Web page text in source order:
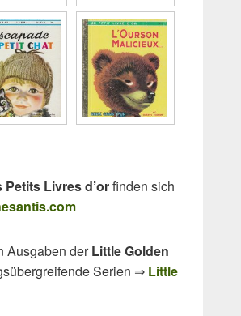
Petits Livres d’orfinden sich
Ausgaben derLittle Golden
Serien ⇒ Little